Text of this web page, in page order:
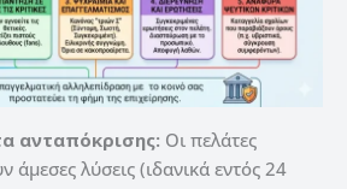
ανταπόκρισης: Οι πελάτες
άμεσες λύσεις (ιδανικά εντός 24